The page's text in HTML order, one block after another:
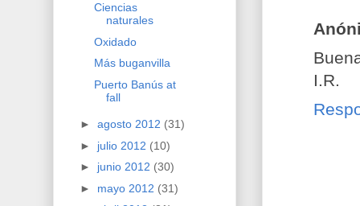
I.R.
Ciencias
naturales
Oxidado
Más buganvilla
Puerto Banús at
fall
► agosto 2012 (31)
► julio 2012 (10)
► junio 2012 (30)
► mayo 2012 (31)